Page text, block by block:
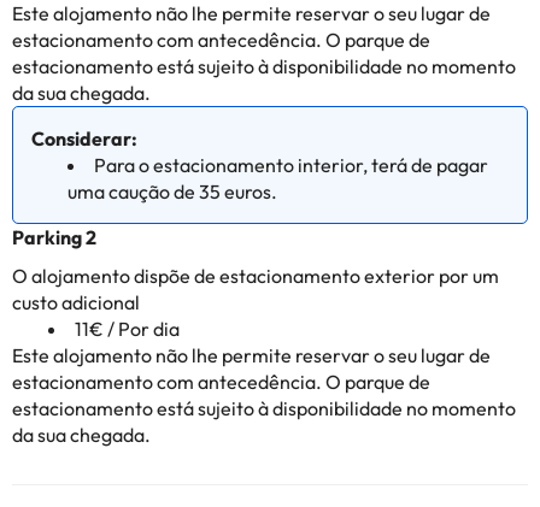
Este alojamento não lhe permite reservar o seu lugar de
estacionamento com antecedência. O parque de
estacionamento está sujeito à disponibilidade no momento
da sua chegada.
Considerar:
Para o estacionamento interior, terá de pagar
uma caução de 35 euros.
Parking 2
O alojamento dispõe de estacionamento exterior por um
custo adicional
11€ / Por dia
Este alojamento não lhe permite reservar o seu lugar de
estacionamento com antecedência. O parque de
estacionamento está sujeito à disponibilidade no momento
da sua chegada.